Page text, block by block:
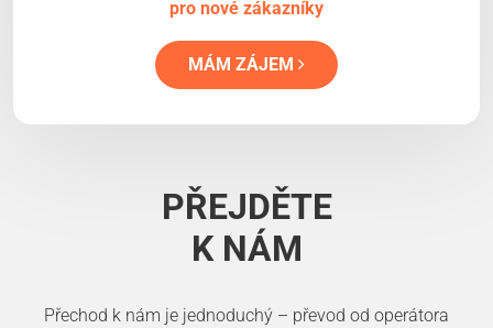
pro nové zákazníky
MÁM ZÁJEM
PŘEJDĚTE
K NÁM
Přechod k nám je jednoduchý – převod od operátora